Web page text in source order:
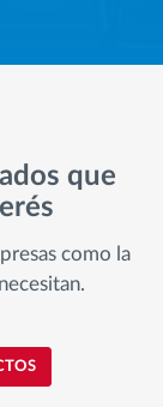
que
como la